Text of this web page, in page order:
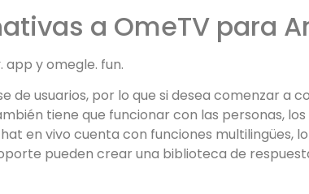
a OmeTV para
y omegle. fun.
de usuarios, por lo que si desea comenzar a
tiene que funcionar con las personas,
en vivo cuenta con funciones multilingües,
pueden crear una biblioteca de